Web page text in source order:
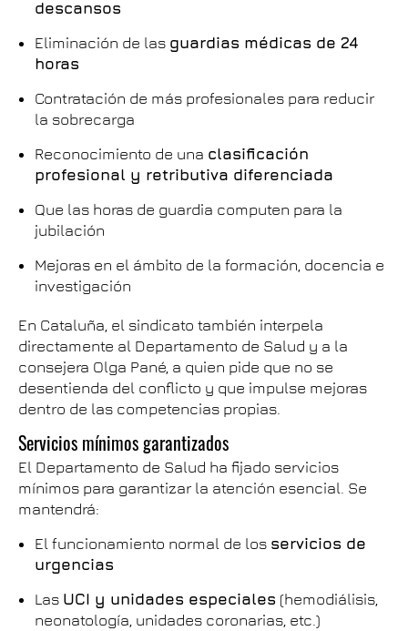
descansos
Eliminación de las guardias médicas de 24
horas
Contratación de más profesionales para reducir
la sobrecarga
Reconocimiento de una clasificación
profesional y retributiva diferenciada
Que las horas de guardia computen para la
jubilación
Mejoras en el ámbito de la formación, docencia e
investigación
En Cataluña, el sindicato también interpela
directamente al Departamento de Salud y a la
consejera Olga Pané, a quien pide que no se
desentienda del conflicto y que impulse mejoras
dentro de las competencias propias.
Servicios mínimos garantizados
El Departamento de Salud ha fijado servicios
mínimos para garantizar la atención esencial. Se
mantendrá:
El funcionamiento normal de los servicios de
urgencias
Las UCI y unidades especiales (hemodiálisis,
neonatología, unidades coronarias, etc.)